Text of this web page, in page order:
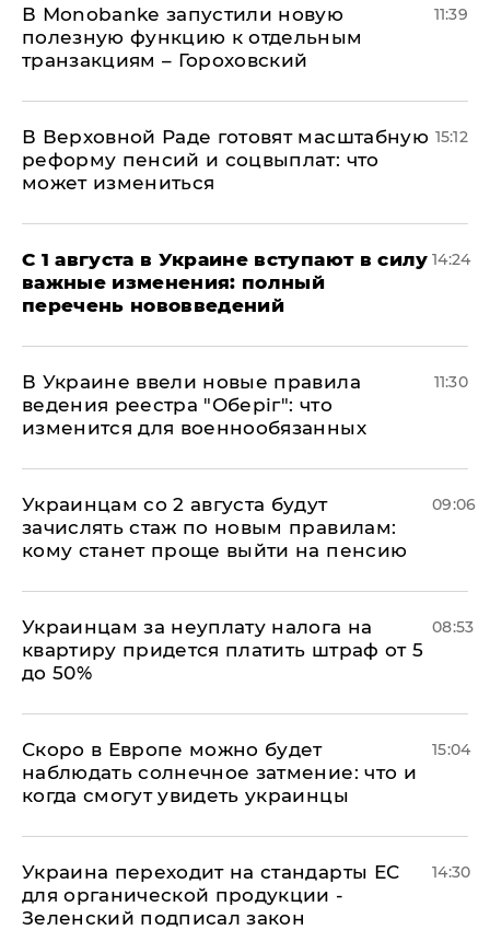
В Мonobankе запустили новую
полезную функцию к отдельным
транзакциям – Гороховский
11:39
В Верховной Раде готовят масштабную
реформу пенсий и соцвыплат: что
может измениться
15:12
С 1 августа в Украине вступают в силу
важные изменения: полный
перечень нововведений
14:24
В Украине ввели новые правила
ведения реестра "Оберіг": что
изменится для военнообязанных
11:30
Украинцам со 2 августа будут
зачислять стаж по новым правилам:
кому станет проще выйти на пенсию
09:06
Украинцам за неуплату налога на
квартиру придется платить штраф от 5
до 50%
08:53
Скоро в Европе можно будет
наблюдать солнечное затмение: что и
когда смогут увидеть украинцы
15:04
Украина переходит на стандарты ЕС
для органической продукции -
Зеленский подписал закон
14:30